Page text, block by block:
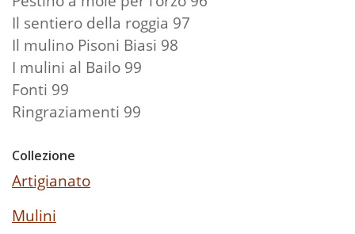
Il sentiero della roggia 97
Il mulino Pisoni Biasi 98
I mulini al Bailo 99
Fonti 99
Ringraziamenti 99
Collezione
Artigianato
Mulini